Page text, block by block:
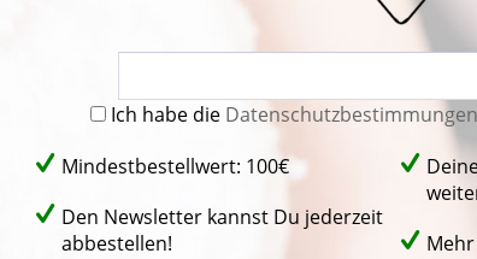
Ich habe die Datenschutzbestimmungen
Mindestbestellwert: 100€
Den Newsletter kannst Du jederzeit
abbestellen!